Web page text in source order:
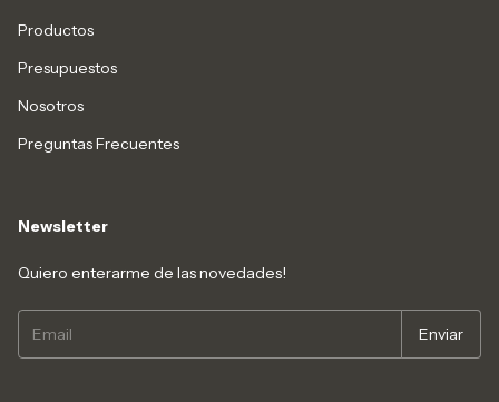
Productos
Presupuestos
Nosotros
Preguntas Frecuentes
Newsletter
Quiero enterarme de las novedades!